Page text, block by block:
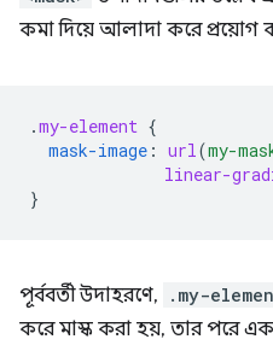
কমা দিয়ে আলাদা করে প্রয়োগ
.my-element {
mask-image : url(my-
linear-
}
পূর্ববর্তী উদাহরণে, .my-
করে মাস্ক করা হয়, তার পরে